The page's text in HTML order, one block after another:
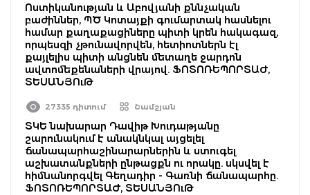
Ոստիկանության և Աբովյանի քննչական
բաժիններ, ՊԾ Կոտայքի գումարտակ հասնելու
համար քաղաքացիները պիտի կրեն հակագազ,
որպեսզի չթունավորվեն, հետիոտներն էլ
քայլելիս պիտի անցնեն մետաղե ջարդոն
ավտոմեքենաների վրայով. ՖՈՏՈՌԵՊՈՐՏԱԺ,
ՏԵՍԱՆՅՈւԹ
27335 դիտում Շամշյան
ՏԿԵ նախարար Դավիթ Խուդաթյանը
շարունակում է անակնկալ այցելել
ճանապարհաշինարարներին և ստուգել
աշխատանքների ընթացքն ու որակը. սկսվել է
հիմնանորգվել Գեղադիր - Գառնի ճանապարհը.
ՖՈՏՈՌԵՊՈՐՏԱԺ, ՏԵՍԱՆՅՈւԹ